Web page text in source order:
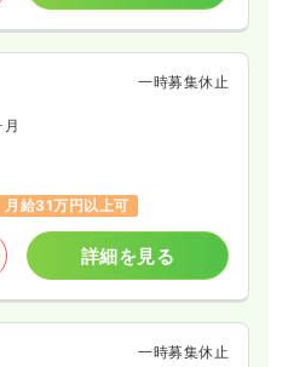
一時募集休止
月給31万円以上可
詳細を見る
一時募集休止